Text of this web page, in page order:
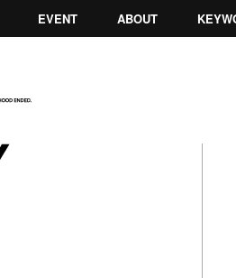
EVENT ABOUT